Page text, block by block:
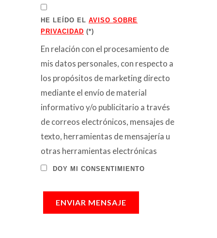
HE LEÍDO EL AVISO SOBRE
PRIVACIDAD (*)
En relación con el procesamiento de
mis datos personales, con respecto a
los propósitos de marketing directo
mediante el envío de material
informativo y/o publicitario a través
de correos electrónicos, mensajes de
texto, herramientas de mensajería u
otras herramientas electrónicas
DOY MI CONSENTIMIENTO
ENVIAR MENSAJE